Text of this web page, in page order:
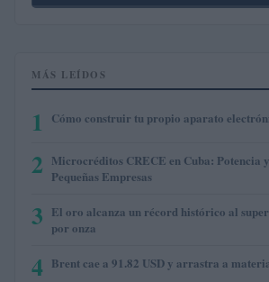
MÁS LEÍDOS
1 Cómo construir tu propio aparato
2 Microcréditos CRECE en Cuba: Potencia
Pequeñas Empresas
3 El oro alcanza un récord histórico al
por onza
4 Brent cae a 91.82 USD y arrastra a